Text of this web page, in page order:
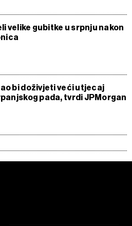
velike gubitke u srpnju nakon
bi doživjeti veći utjecaj
pada, tvrdi JPMorgan